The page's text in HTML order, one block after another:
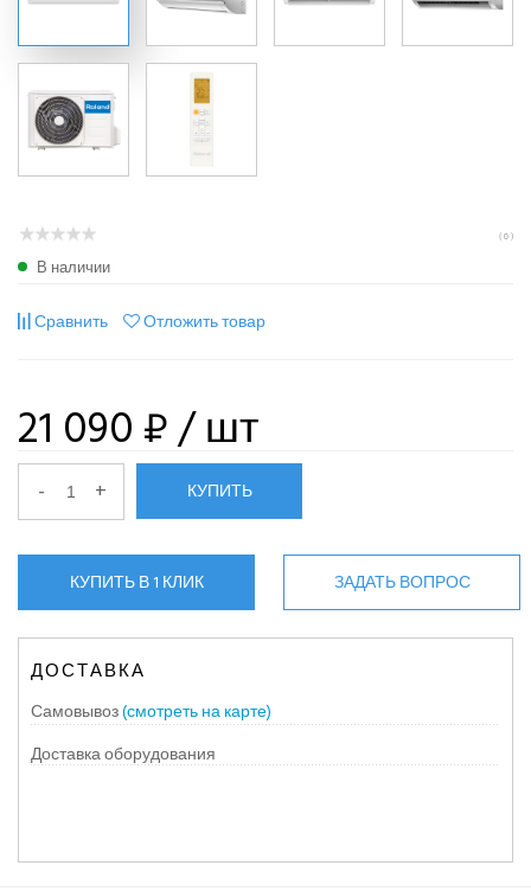
( 0 )
В наличии
Сравнить Отложить товар
21 090 ₽/ шт
- + КУПИТЬ
КУПИТЬ В 1 КЛИК ЗАДАТЬ ВОПРОС
ДОСТАВКА
Самовывоз(смотреть на карте)
Доставка оборудования